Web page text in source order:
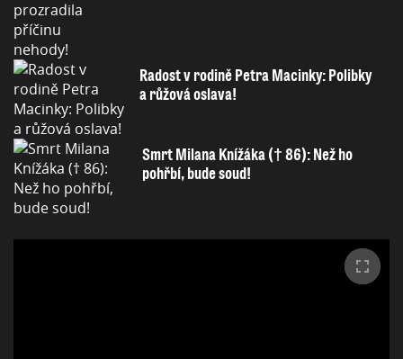
Radost v rodině Petra Macinky: Polibky
a růžová oslava!
Smrt Milana Knížáka († 86): Než ho
pohřbí, bude soud!